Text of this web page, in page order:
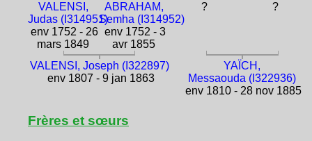
VALENSI,
Judas (I314951)
env 1752 - 26
mars 1849
ABRAHAM,
Semha (I314952)
env 1752 - 3
avr 1855
? ?
VALENSI, Joseph (I322897)
env 1807 - 9 jan 1863
YAÏCH,
Messaouda (I322936)
env 1810 - 28 nov 1885
Frères et sœurs